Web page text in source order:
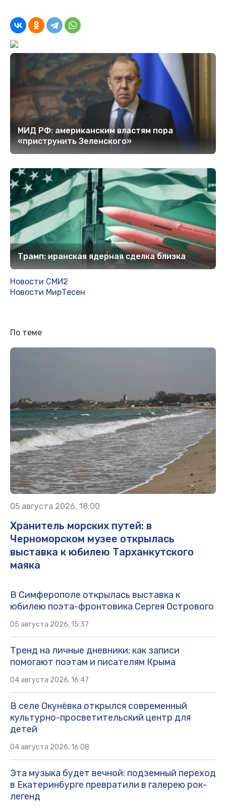
МИД РФ: американским властям пора
«приструнить Зеленского»
Трамп: иранская ядерная сделка близка
Новости СМИ2
Новости МирТесен
По теме
05 августа 2026, 18:00
Хранитель морских путей: в
Черноморском музее открылась
выставка к юбилею Тарханкутского
маяка
В Симферополе открылась выставка к
юбилею поэта-фронтовика Сергея Острового
05 августа 2026, 15:37
Тренд на личные дневники: как записи
помогают поэтам и писателям Крыма
04 августа 2026, 16:47
В селе Окунёвка открылся современный
культурно-просветительский центр для
детей
04 августа 2026, 16:08
Эта музыка будет вечной: подземный переход
в Екатеринбурге превратили в галерею рок-
легенд